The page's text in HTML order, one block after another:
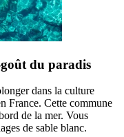
du paradis
dans la culture
France. Cette commune
de la mer. Vous
de sable blanc.